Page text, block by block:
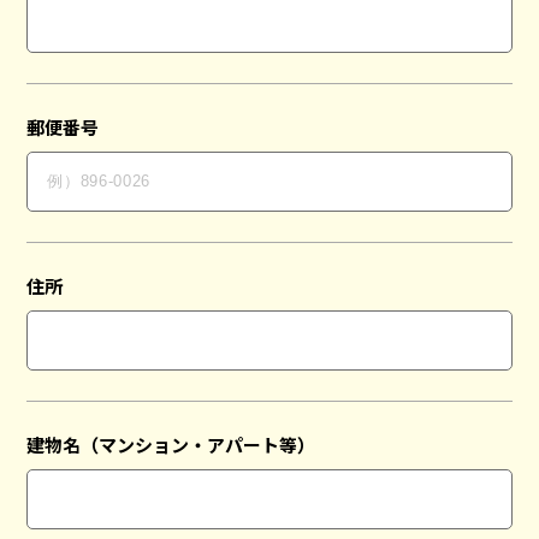
郵便番号
住所
建物名（マンション・アパート等）